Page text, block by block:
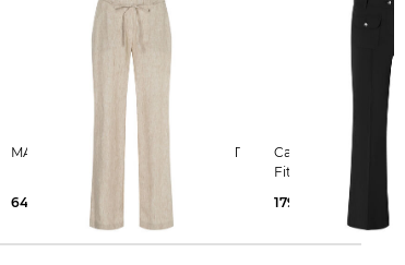
MAC | Damen Hose CHIARA BELT
64,95 € 109,95 €
Cambio | Damen Stoffhose Flared
Fit
179,90 €